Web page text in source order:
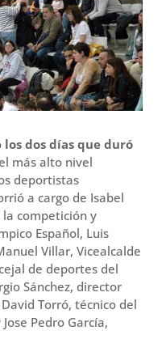
los dos días que duró
más alto nivel
deportistas
a cargo de Isabel
competición y
Español, Luis
Villar, Vicealcalde
de deportes del
Sánchez, director
Torró, técnico del
Pedro García,